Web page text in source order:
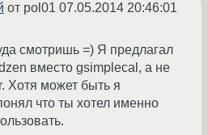
от pol01 07.05.2014 20:46:01
смотришь =) Я предлагал
вместо gsimplecal, а не
Хотя может быть я
что ты хотел именно